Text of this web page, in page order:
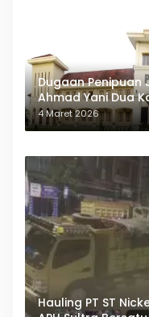
Dugaan Penipuan
Ahmad Yani Dua
Polda Sultra
4 Maret 2026
Hauling PT ST